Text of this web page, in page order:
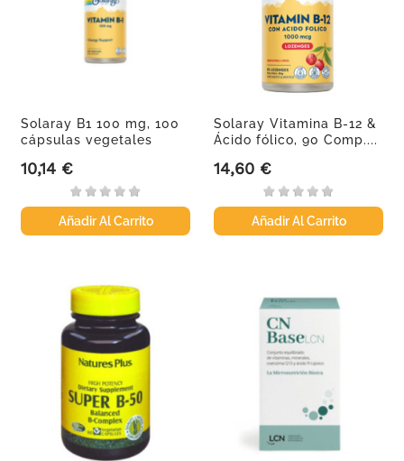
Solaray B1 100 mg, 100
cápsulas vegetales
Precio
10,14 €
Añadir Al Carrito
Solaray Vitamina B-12 &
Ácido fólico, 90 Comp....
Precio
14,60 €
Añadir Al Carrito